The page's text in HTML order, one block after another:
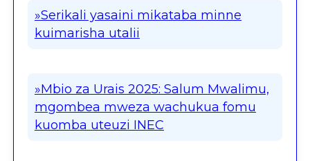
»Serikali yasaini mikataba minne
kuimarisha utalii
»Mbio za Urais 2025: Salum Mwalimu,
mgombea mweza wachukua fomu
kuomba uteuzi INEC